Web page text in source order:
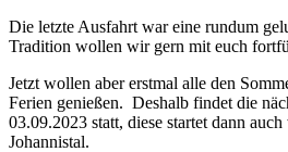
Die letzte Ausfahrt war eine rundum
Tradition wollen wir gern mit euch
Jetzt wollen aber erstmal alle den
Ferien genießen. Deshalb findet die
03.09.2023 statt, diese startet dann
Johannistal.